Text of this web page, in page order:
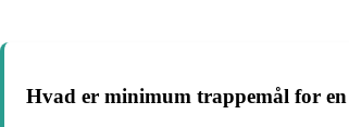
Hvad er minimum trappemål for